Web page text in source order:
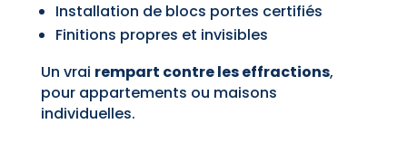
Installation de blocs portes certifiés
Finitions propres et invisibles
Un vrai rempart contre les effractions,
pour appartements ou maisons
individuelles.